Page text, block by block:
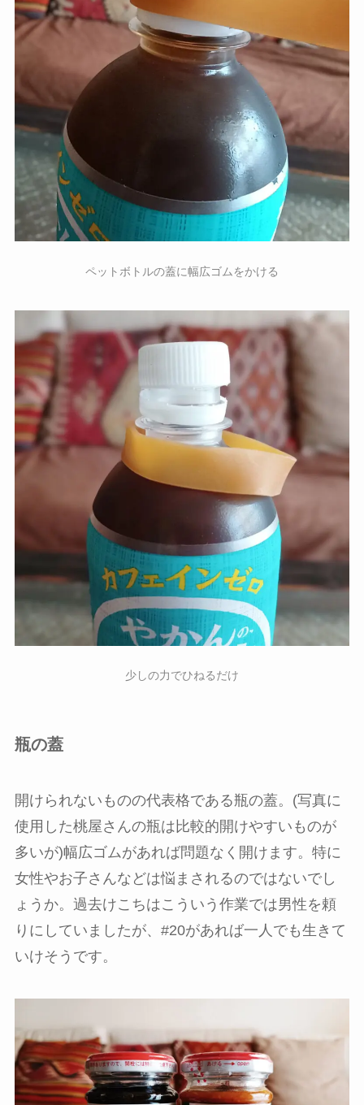
ペットボトルの蓋に幅広ゴムをかける
少しの力でひねるだけ
瓶の蓋
開けられないものの代表格である瓶の蓋。(写真に
使用した桃屋さんの瓶は比較的開けやすいものが
多いが)幅広ゴムがあれば問題なく開けます。特に
女性やお子さんなどは悩まされるのではないでし
ょうか。過去けこちはこういう作業では男性を頼
りにしていましたが、#20があれば一人でも生きて
いけそうです。